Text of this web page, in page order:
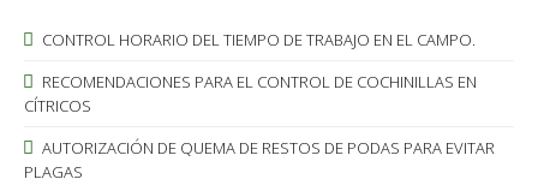
CONTROL HORARIO DEL TIEMPO DE TRABAJO EN EL CAMPO.
RECOMENDACIONES PARA EL CONTROL DE COCHINILLAS EN
CÍTRICOS
AUTORIZACIÓN DE QUEMA DE RESTOS DE PODAS PARA EVITAR
PLAGAS